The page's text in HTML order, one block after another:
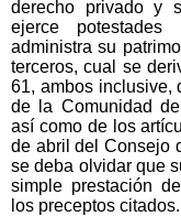
derecho privado y
ejerce potestades
administra su
terceros, cual se
61, ambos inclusive,
de la Comunidad
así como de los
de abril del Consejo
se deba olvidar que
simple prestación
los preceptos citados.